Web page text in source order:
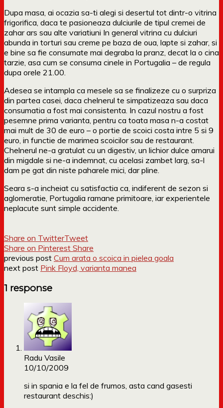
Dupa masa, ai ocazia sa-ti alegi si desertul tot dintr-o vitrina
frigorifica, daca te pasioneaza dulciurile de tipul cremei de
zahar ars sau alte variatiuni In general vitrina cu dulciuri
abunda in torturi sau creme pe baza de oua, lapte si zahar, si
e bine sa fie consumate mai degraba la pranz, decat la o cina
tarzie, asa cum se consuma cinele in Portugalia – de regula
dupa orele 21.00.
Adesea se intampla ca mesele sa se finalizeze cu o surpriza
din partea casei, daca chelnerul te simpatizeaza sau daca
consumatia a fost mai consistenta. In cazul nostru a fost
pesemne prima varianta, pentru ca toata masa n-a costat
mai mult de 30 de euro – o portie de scoici costa intre 5 si 9
euro, in functie de marimea scoicilor sau de restaurant.
Chelnerul ne-a gratulat cu un digestiv, un lichior dulce amarui
din migdale si ne-a indemnat, cu acelasi zambet larg, sa-l
dam pe gat din niste paharele mici, dar pline.
Seara s-a incheiat cu satisfactia ca, indiferent de sezon si
aglomeratie, Portugalia ramane primitoare, iar experientele
neplacute sunt simple accidente.
Share on TwitterTweet
Share on Pinterest Share
previous post Cum arata o scoica in pielea goala
next post Pink Floyd, varianta manea
1 response
Radu Vasile
10/10/2009
si in spania e la fel de frumos, asta cand gasesti
restaurant deschis:)